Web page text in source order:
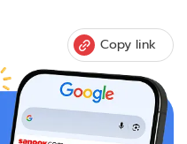
Copy link